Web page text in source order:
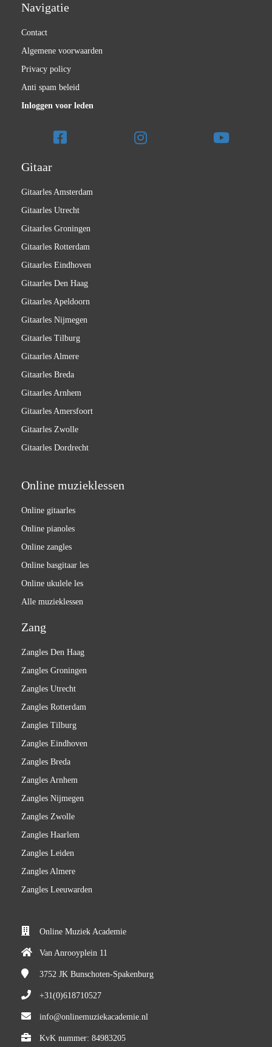
Navigatie
Contact
Algemene voorwaarden
Privacy policy
Anti spam beleid
Inloggen voor leden
Gitaar
Gitaarles Amsterdam
Gitaarles Utrecht
Gitaarles Groningen
Gitaarles Rotterdam
Gitaarles Eindhoven
Gitaarles Den Haag
Gitaarles Apeldoorn
Gitaarles Nijmegen
Gitaarles Tilburg
Gitaarles Almere
Gitaarles Breda
Gitaarles Arnhem
Gitaarles Amersfoort
Gitaarles Zwolle
Gitaarles Dordrecht
Online muzieklessen
Online gitaarles
Online pianoles
Online zangles
Online basgitaar les
Online ukulele les
Alle muzieklessen
Zang
Zangles Den Haag
Zangles Groningen
Zangles Utrecht
Zangles Rotterdam
Zangles Tilburg
Zangles Eindhoven
Zangles Breda
Zangles Arnhem
Zangles Nijmegen
Zangles Zwolle
Zangles Haarlem
Zangles Leiden
Zangles Almere
Zangles Leeuwarden
Online Muziek Academie
Van Anrooyplein 11
3752 JK Bunschoten-Spakenburg
+31(0)618710527
info@onlinemuziekacademie.nl
KvK nummer: 84983205